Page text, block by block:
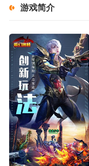
游戏简介